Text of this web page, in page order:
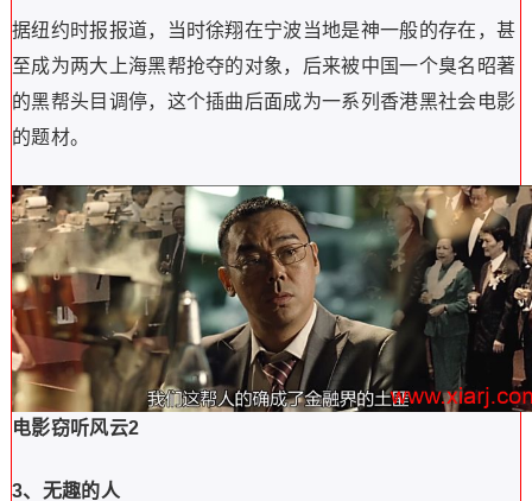
据纽约时报报道，当时徐翔在宁波当地是神一般的存在，甚
至成为两大上海黑帮抢夺的对象，后来被中国一个臭名昭著
的黑帮头目调停，这个插曲后面成为一系列香港黑社会电影
的题材。
电影窃听风云2
3、无趣的人